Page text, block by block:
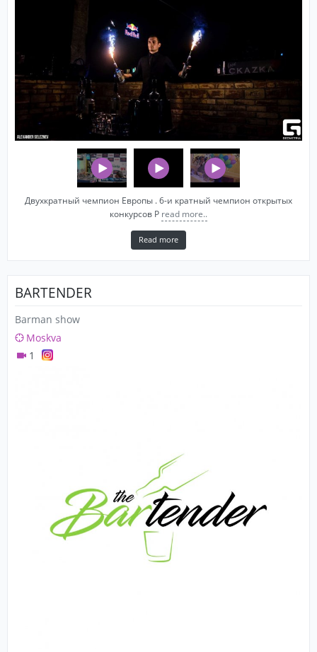
Двухкратный чемпион Европы . 6-и кратный чемпион открытых
конкурсов Р read more..
Read more
BARTENDER
Barman show
Moskva
1